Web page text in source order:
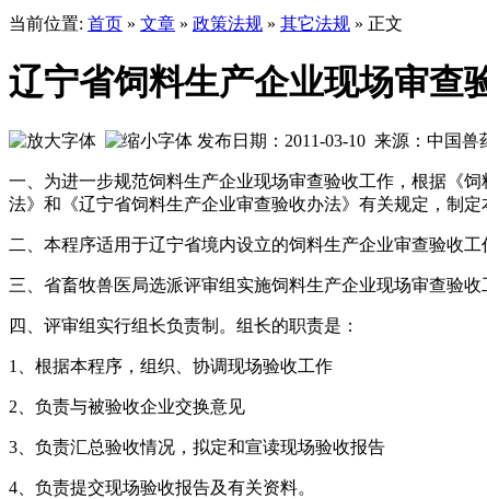
当前位置: 首页 » 文章 » 政策法规 » 其它法规 » 正文
辽宁省饲料生产企业现场审查
发布日期：2011-03-10 来源：中国
一、为进一步规范饲料生产企业现场审查验收工作，根据《
法》和《辽宁省饲料生产企业审查验收办法》有关规定，制定
二、本程序适用于辽宁省境内设立的饲料生产企业审查验收工
三、省畜牧兽医局选派评审组实施饲料生产企业现场审查验
四、评审组实行组长负责制。组长的职责是：
1、根据本程序，组织、协调现场验收工作
2、负责与被验收企业交换意见
3、负责汇总验收情况，拟定和宣读现场验收报告
4、负责提交现场验收报告及有关资料。